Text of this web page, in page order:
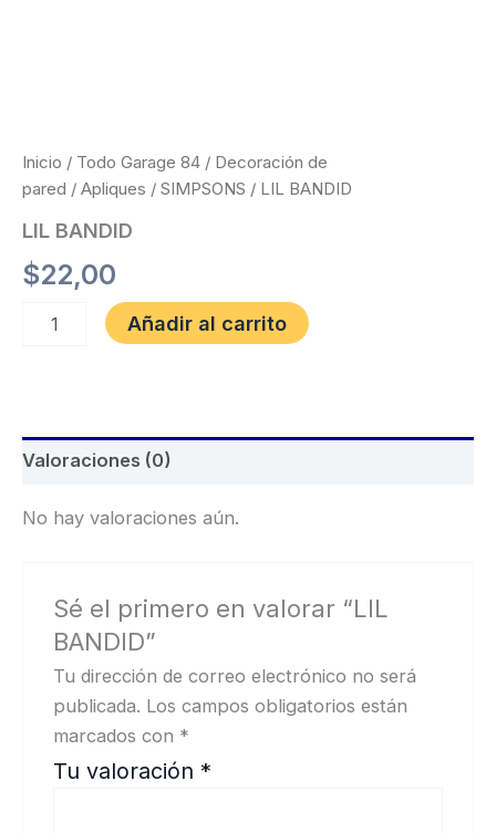
Inicio / Todo Garage 84 / Decoración de
pared / Apliques / SIMPSONS / LIL BANDID
LIL BANDID
$22,00
Añadir al carrito
Valoraciones (0)
No hay valoraciones aún.
Sé el primero en valorar “LIL
BANDID”
Tu dirección de correo electrónico no será
publicada. Los campos obligatorios están
marcados con *
Tu valoración *